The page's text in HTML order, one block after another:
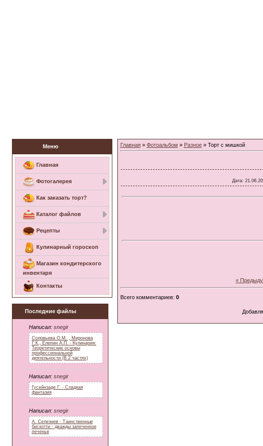
Меню
Главная
Фотогалерея
Как заказать торт?
Каталог файлов
Рецепты
Кулинарный гороскоп
Магазин кондитерского
инвентаря
Контакты
Последние файлы
Написал: snegir
Соловьева О.М. , Миронова
Г.К., Елепин А.П. - Кулинария:
Теоретические основы
профессиональной
деятельности (В 2 частях)
Написал: snegir
Гусейнзаде Г. - Сладкая
фантазия
Написал: snegir
А. Селезнев - Таинственные
бискотти - дважды запеченное
печенье
Главная» Фотоальбом » Разное» Торт с мишкой
Дата:
«
Всего комментариев: 0